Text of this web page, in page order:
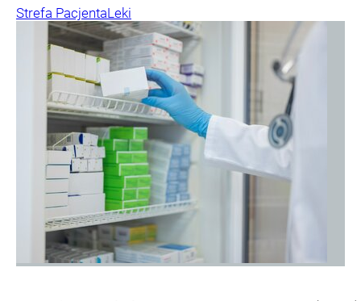
Strefa PacjentaLeki